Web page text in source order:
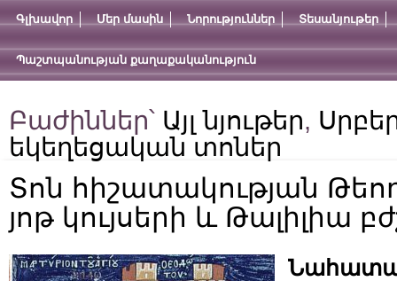
Գլխավոր Մեր մասին Նորություններ Տեսանյութեր
Պաշտպանության քաղաքականություն
Բաժիններ՝ Այլ նյութեր,
եկեղեցական տոներ
Տոն հիշատակության
յոթ կույսերի և Թալիլիա